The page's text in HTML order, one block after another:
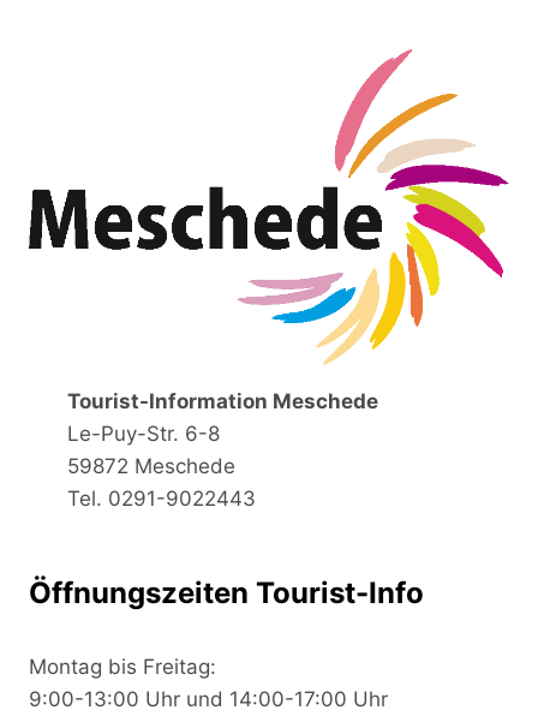
Tourist-Information Meschede
Le-Puy-Str. 6-8
59872 Meschede
Tel. 0291-9022443
Öffnungszeiten Tourist-Info
Montag bis Freitag:
9:00-13:00 Uhr und 14:00-17:00 Uhr